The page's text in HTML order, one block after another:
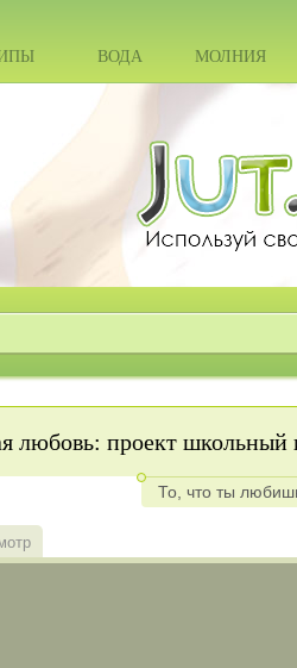
ВОДА МОЛНИЯ
любовь: проект школьный
То, что ты